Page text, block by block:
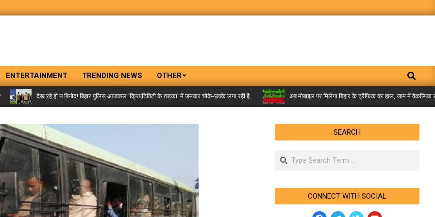
ENTERTAINMENT TRENDING NEWS OTHER Search
देख रहे हो न बिनोद! बिहार पुलिस आजकल ‘क्रिएटिविटी के तड़का’ में जमकर चौके-छक्के लगा रही है… अब मोबाइल पर मिलेगा बिहार के ट्रैफिक का हाल, जाम में वैकल्पिक रास्तों
SEARCH
Search
CONNECT WITH SOCIAL